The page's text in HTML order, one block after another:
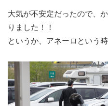
大気が不安定だったので、
りました！！
というか、アネーロという